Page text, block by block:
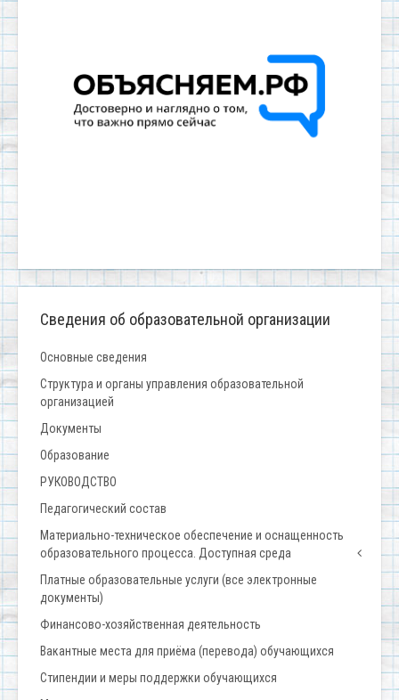
Сведения об образовательной организации
Основные сведения
Структура и органы управления образовательной
организацией
Документы
Образование
РУКОВОДСТВО
Педагогический состав
Материально-техническое обеспечение и оснащенность
образовательного процесса. Доступная среда
Платные образовательные услуги (все электронные
документы)
Финансово-хозяйственная деятельность
Вакантные места для приёма (перевода) обучающихся
Стипендии и меры поддержки обучающихся